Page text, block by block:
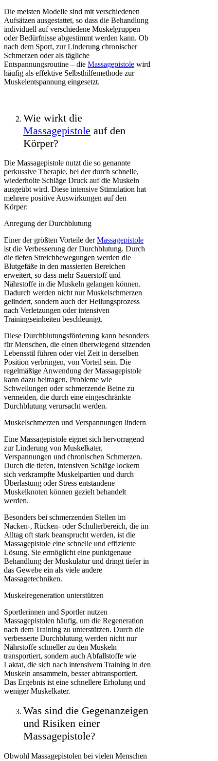
Die meisten Modelle sind mit verschiedenen
Aufsätzen ausgestattet, so dass die Behandlung
individuell auf verschiedene Muskelgruppen
oder Bedürfnisse abgestimmt werden kann. Ob
nach dem Sport, zur Linderung chronischer
Schmerzen oder als tägliche
Entspannungsroutine – die Massagepistole wird
häufig als effektive Selbsthilfemethode zur
Muskelentspannung eingesetzt.
Wie wirkt die
Massagepistole auf den
Körper?
Die Massagepistole nutzt die so genannte
perkussive Therapie, bei der durch schnelle,
wiederholte Schläge Druck auf die Muskeln
ausgeübt wird. Diese intensive Stimulation hat
mehrere positive Auswirkungen auf den
Körper:
Anregung der Durchblutung
Einer der größten Vorteile derMassagepistole
ist die Verbesserung der Durchblutung. Durch
die tiefen Streichbewegungen werden die
Blutgefäße in den massierten Bereichen
erweitert, so dass mehr Sauerstoff und
Nährstoffe in die Muskeln gelangen können.
Dadurch werden nicht nur Muskelschmerzen
gelindert, sondern auch der Heilungsprozess
nach Verletzungen oder intensiven
Trainingseinheiten beschleunigt.
Diese Durchblutungsförderung kann besonders
für Menschen, die einen überwiegend sitzenden
Lebensstil führen oder viel Zeit in derselben
Position verbringen, von Vorteil sein. Die
regelmäßige Anwendung der Massagepistole
kann dazu beitragen, Probleme wie
Schwellungen oder schmerzende Beine zu
vermeiden, die durch eine eingeschränkte
Durchblutung verursacht werden.
Muskelschmerzen und Verspannungen lindern
Eine Massagepistole eignet sich hervorragend
zur Linderung von Muskelkater,
Verspannungen und chronischen Schmerzen.
Durch die tiefen, intensiven Schläge lockern
sich verkrampfte Muskelpartien und durch
Überlastung oder Stress entstandene
Muskelknoten können gezielt behandelt
werden.
Besonders bei schmerzenden Stellen im
Nacken-, Rücken- oder Schulterbereich, die im
Alltag oft stark beansprucht werden, ist die
Massagepistole eine schnelle und effiziente
Lösung. Sie ermöglicht eine punktgenaue
Behandlung der Muskulatur und dringt tiefer in
das Gewebe ein als viele andere
Massagetechniken.
Muskelregeneration unterstützen
Sportlerinnen und Sportler nutzen
Massagepistolen häufig, um die Regeneration
nach dem Training zu unterstützen. Durch die
verbesserte Durchblutung werden nicht nur
Nährstoffe schneller zu den Muskeln
transportiert, sondern auch Abfallstoffe wie
Laktat, die sich nach intensivem Training in den
Muskeln ansammeln, besser abtransportiert.
Das Ergebnis ist eine schnellere Erholung und
weniger Muskelkater.
Was sind die Gegenanzeigen
und Risiken einer
Massagepistole?
Obwohl Massagepistolen bei vielen Menschen